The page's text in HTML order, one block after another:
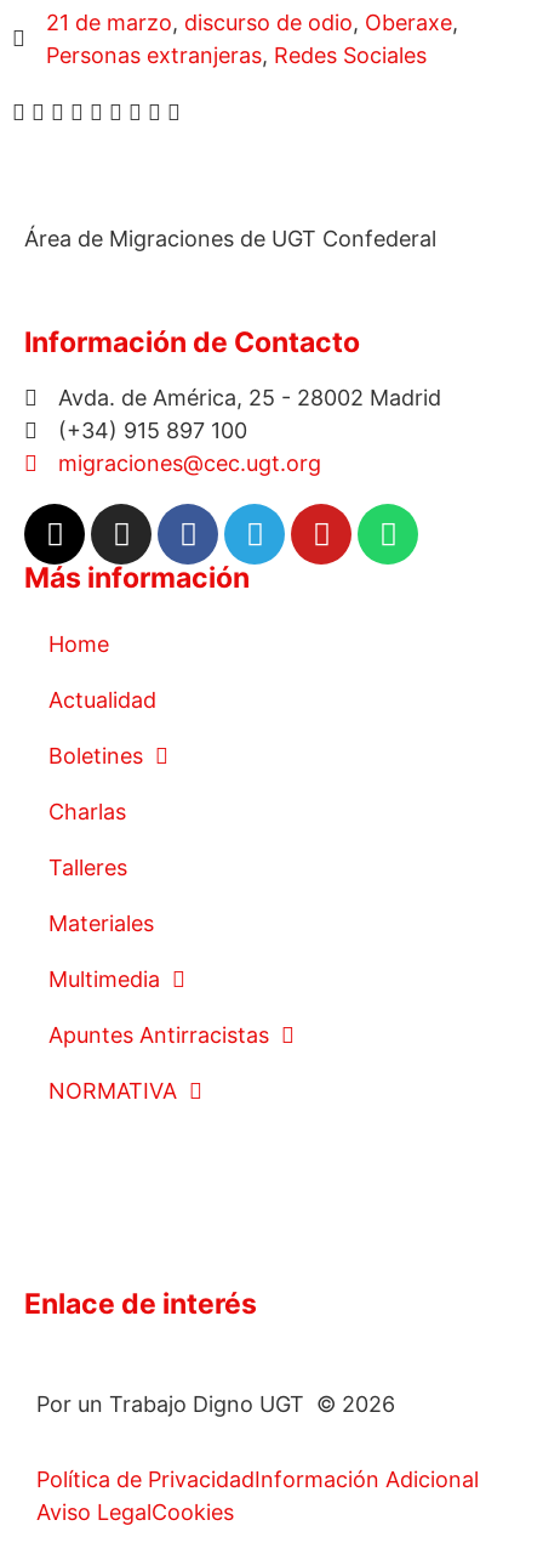
21 de marzo, discurso de odio, Oberaxe,
Personas extranjeras, Redes Sociales
Área de Migraciones de UGT Confederal
Información de Contacto
Avda. de América, 25 - 28002 Madrid
(+34) 915 897 100
migraciones@cec.ugt.org
Más información
Home
Actualidad
Boletines
Charlas
Talleres
Materiales
Multimedia
Apuntes Antirracistas
NORMATIVA
Enlace de interés
Por un Trabajo Digno UGT © 2026
Política de PrivacidadInformación Adicional
Aviso LegalCookies